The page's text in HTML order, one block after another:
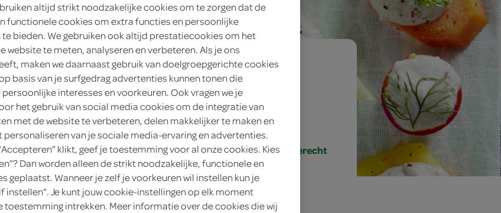
6 personen
gemiddeld
20 min.
klein gerecht, klein gerecht/hapje, voorgerecht
altijd strikt noodzakelijke cookies om te zorgen dat de
functionele cookies om extra functies en persoonlijke
te bieden. We gebruiken ook altijd prestatiecookies om het
website te meten, analyseren en verbeteren. Als je ons
maken we daarnaast gebruik van doelgroepgerichte cookies
basis van je surfgedrag advertenties kunnen tonen die
interesses en voorkeuren. Ook vragen we je
het gebruik van social media cookies om de integratie van
met de website te verbeteren, delen makkelijker te maken en
personaliseren van je sociale media-ervaring en advertenties.
klikt, geef je toestemming voor al onze cookies. Kies
Dan worden alleen de strikt noodzakelijke, functionele en
geplaatst. Wanneer je zelf je voorkeuren wil instellen kun je
instellen”. Je kunt jouw cookie-instellingen op elk moment
toestemming intrekken. Meer informatie over de cookies die wij